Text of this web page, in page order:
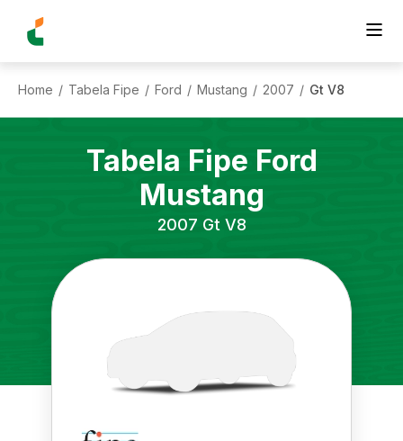
Home / Tabela Fipe / Ford / Mustang / 2007 / Gt V8
Tabela Fipe Ford
Mustang
2007 Gt V8